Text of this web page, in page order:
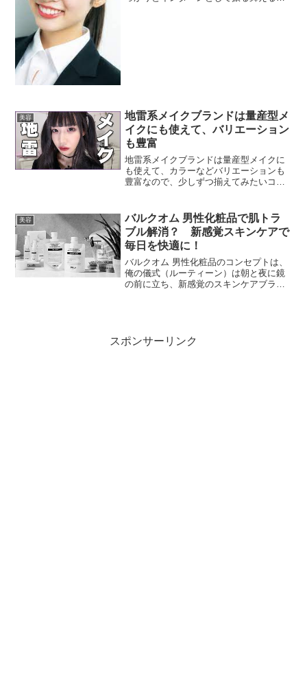
美容
地雷系メイクブランドは量産型メ
イクにも使えて、バリエーション
も豊富
地雷系メイクブランドは量産型メイクに
も使えて、カラーなどバリエーションも
豊富なので、少しずつ揃えてみたいコス
クと量産型メイクの違い地雷系メイクと
量産型メイクの接点と違い...
美容
バルクオム 男性化粧品で肌トラ
ブル解消？ 新感覚スキンケアで
毎日を快適に！
バルクオム 男性化粧品のコンセプトは、
俺の儀式（ルーティーン）は朝と夜に鏡
の前に立ち、新感覚のスキンケアブラン
スポンサーリンク